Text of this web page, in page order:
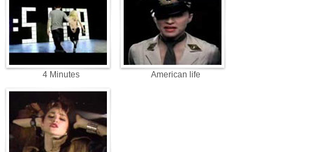
4 Minutes American life